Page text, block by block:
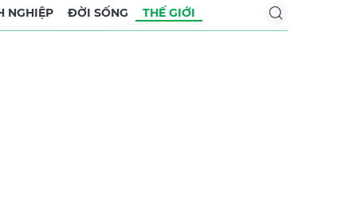
NGHIỆP ĐỜI SỐNG THẾ GIỚI